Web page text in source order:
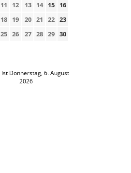
11 12 13 14 15
16
18 19 20 21 22 23
25 26 27 28 29 30
ist Donnerstag, 6. August
2026